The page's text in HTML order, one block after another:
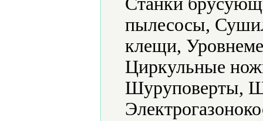
пылесосы,
клещи,
Циркульные
Шуруповерты,